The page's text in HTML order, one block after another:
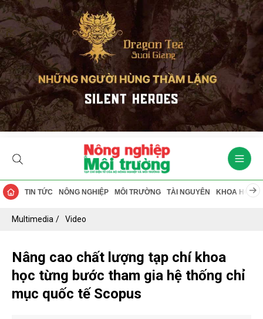
TIN TỨC NÔNG NGHIỆP MÔI TRƯỜNG TÀI NGUYÊN KHOA HỌC
Multimedia Video
Nâng cao chất lượng tạp chí khoa
học từng bước tham gia hệ thống chỉ
mục quốc tế Scopus